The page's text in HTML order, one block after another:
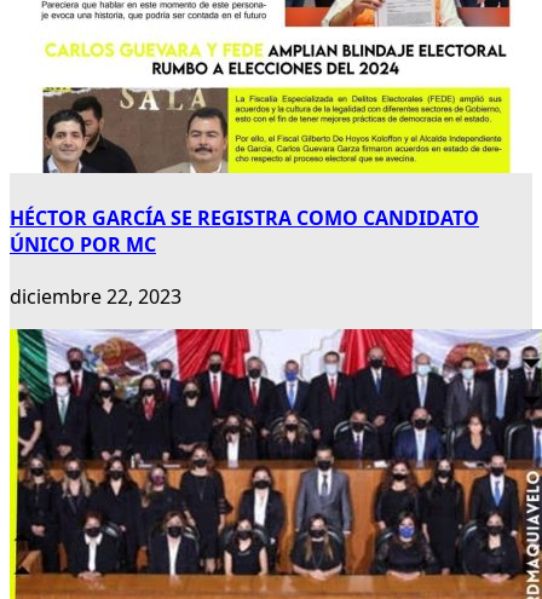
HÉCTOR GARCÍA SE REGISTRA COMO CANDIDATO
ÚNICO POR MC
diciembre 22, 2023